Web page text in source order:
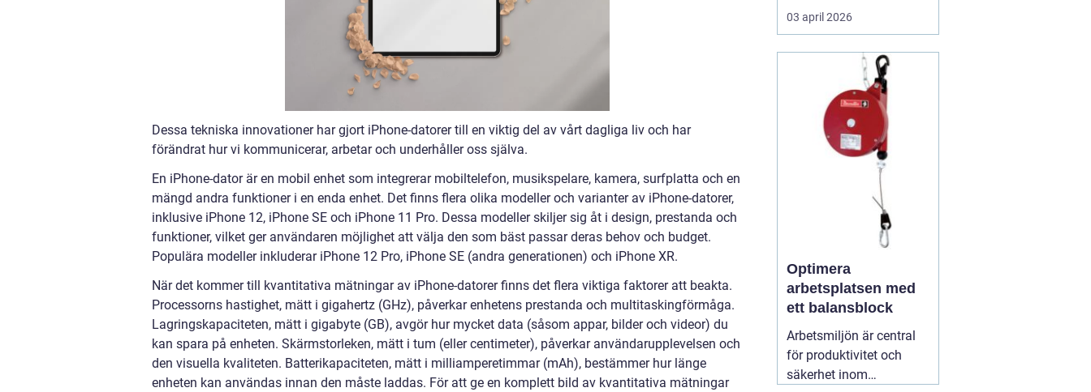
Dessa tekniska innovationer har gjort iPhone-datorer till en viktig del av vårt dagliga liv och har
förändrat hur vi kommunicerar, arbetar och underhåller oss själva.
En iPhone-dator är en mobil enhet som integrerar mobiltelefon, musikspelare, kamera, surfplatta och en
mängd andra funktioner i en enda enhet. Det finns flera olika modeller och varianter av iPhone-datorer,
inklusive iPhone 12, iPhone SE och iPhone 11 Pro. Dessa modeller skiljer sig åt i design, prestanda och
funktioner, vilket ger användaren möjlighet att välja den som bäst passar deras behov och budget.
Populära modeller inkluderar iPhone 12 Pro, iPhone SE (andra generationen) och iPhone XR.
När det kommer till kvantitativa mätningar av iPhone-datorer finns det flera viktiga faktorer att beakta.
Processorns hastighet, mätt i gigahertz (GHz), påverkar enhetens prestanda och multitaskingförmåga.
Lagringskapaciteten, mätt i gigabyte (GB), avgör hur mycket data (såsom appar, bilder och videor) du
kan spara på enheten. Skärmstorleken, mätt i tum (eller centimeter), påverkar användarupplevelsen och
den visuella kvaliteten. Batterikapaciteten, mätt i milliamperetimmar (mAh), bestämmer hur länge
enheten kan användas innan den måste laddas. För att ge en komplett bild av kvantitativa mätningar
långt mer än kameror
och skärmar. Den avgör
talare, artister och
och på distans. När
planeri...
03 april 2026
Optimera
arbetsplatsen med
ett balansblock
Arbetsmiljön är central
för produktivitet och
säkerhet inom